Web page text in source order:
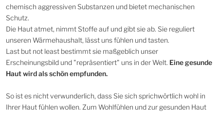
chemisch aggressiven Substanzen und bietet mechanischen
Schutz.
Die Haut atmet, nimmt Stoffe auf und gibt sie ab. Sie reguliert
unseren Wärmehaushalt, lässt uns fühlen und tasten.
Last but not least bestimmt sie maßgeblich unser
Erscheinungsbild und "repräsentiert" uns in der Welt. Eine gesunde
Haut wird als schön empfunden.
So ist es nicht verwunderlich, dass Sie sich sprichwörtlich wohl in
Ihrer Haut fühlen wollen. Zum Wohlfühlen und zur gesunden Haut